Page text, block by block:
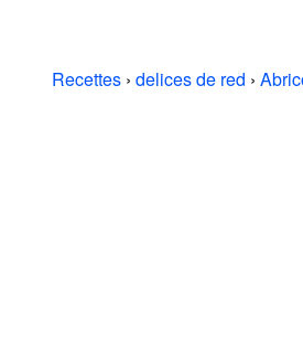
Recettes › delices de red ›